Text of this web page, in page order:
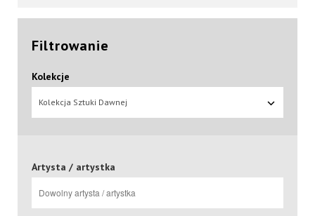
Filtrowanie
Kolekcje
Kolekcja Sztuki Dawnej
Artysta / artystka